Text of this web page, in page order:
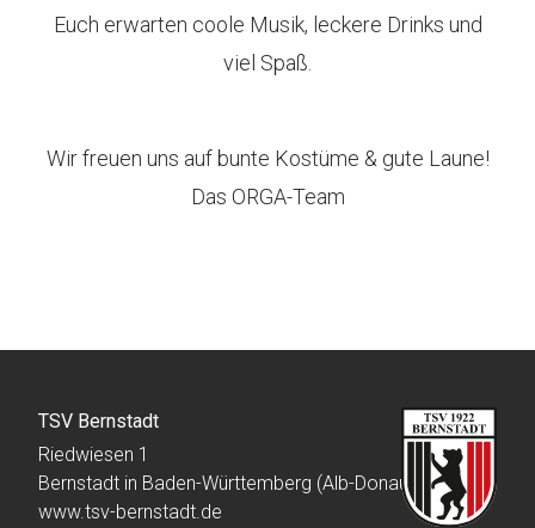
Euch erwarten coole Musik, leckere Drinks und
viel Spaß.
Wir freuen uns auf bunte Kostüme & gute Laune!
Das ORGA-Team
TSV Bernstadt
Riedwiesen 1
Bernstadt in Baden-Württemberg (Alb-Donau-Kreis)
www.tsv-bernstadt.de